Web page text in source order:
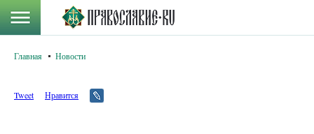
Главная Новости
Tweet Нравится